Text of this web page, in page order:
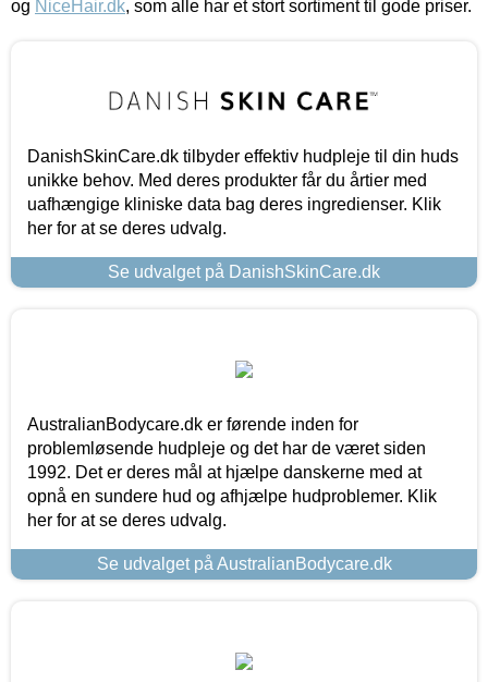
og NiceHair.dk, som alle har et stort sortiment til gode priser.
DanishSkinCare.dk tilbyder effektiv hudpleje til din huds
unikke behov. Med deres produkter får du årtier med
uafhængige kliniske data bag deres ingredienser. Klik
her for at se deres udvalg.
Se udvalget på DanishSkinCare.dk
AustralianBodycare.dk er førende inden for
problemløsende hudpleje og det har de været siden
1992. Det er deres mål at hjælpe danskerne med at
opnå en sundere hud og afhjælpe hudproblemer. Klik
her for at se deres udvalg.
Se udvalget på AustralianBodycare.dk